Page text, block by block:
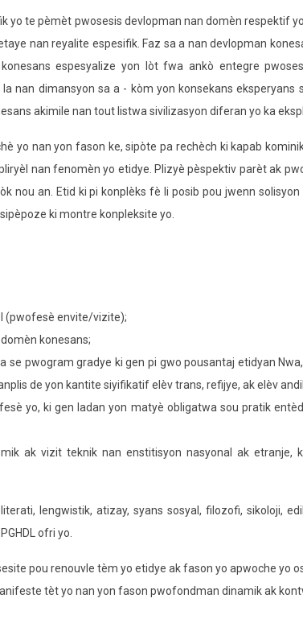
yo te pèmèt pwosesis devlopman nan domèn respektif
nan reyalite espesifik. Faz sa a nan devlopman
espesyalize yon lòt fwa ankò entegre
nan dimansyon sa a - kòm yon konsekans eksperyans
akimile nan tout listwa sivilizasyon diferan yo ka
yo nan yon fason ke, sipòte pa rechèch ki kapab
nan fenomèn yo etidye. Plizyè pèspektiv parèt ak
nou an. Etid ki pi konplèks fè li posib pou jwenn
ki montre konpleksite yo.
(pwofesè envite/vizite);
konesans;
se pwogram gradye ki gen pi gwo pousantaj etidyan
de yon kantite siyifikatif elèv trans, refijye, ak elèv
yo, ki gen ladan yon matyè obligatwa sou pratik
ak vizit teknik nan enstitisyon nasyonal ak etranje,
lengwistik, atizay, syans sosyal, filozofi, sikoloji,
ofri yo.
pou renouvle tèm yo etidye ak fason yo apwoche yo
tèt yo nan yon fason pwofondman dinamik ak